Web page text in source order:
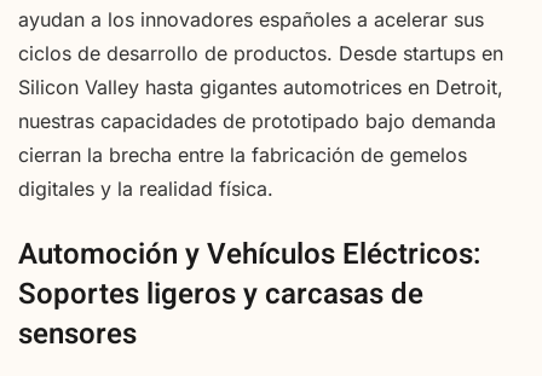
ayudan a los innovadores españoles a acelerar sus
ciclos de desarrollo de productos. Desde startups en
Silicon Valley hasta gigantes automotrices en Detroit,
nuestras capacidades de prototipado bajo demanda
cierran la brecha entre la fabricación de gemelos
digitales y la realidad física.
Automoción y Vehículos Eléctricos:
Soportes ligeros y carcasas de
sensores